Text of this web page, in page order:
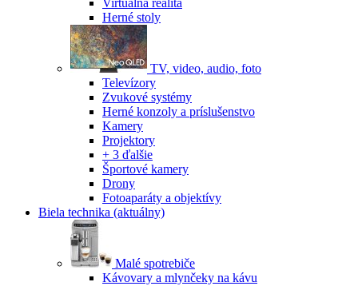
Virtuálna realita
Herné stoly
TV, video, audio, foto
Televízory
Zvukové systémy
Herné konzoly a príslušenstvo
Kamery
Projektory
+ 3 ďalšie
Športové kamery
Drony
Fotoaparáty a objektívy
Biela technika (aktuálny)
Malé spotrebiče
Kávovary a mlynčeky na kávu